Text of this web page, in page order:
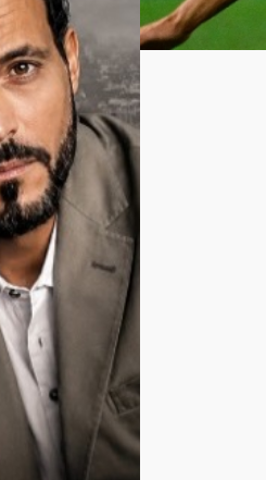
الس
قا
ويو
س
ف
الش
ريف
في
«مي
لانو
»
أغ
س
ط
س
7,
202